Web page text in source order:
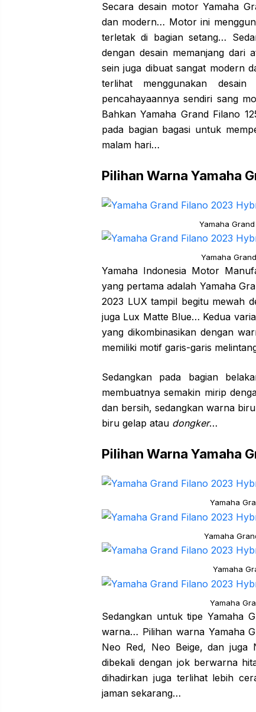
Secara desain motor Yamaha
dan modern… Motor ini
terletak di bagian setang…
dengan desain memanjang dari
sein juga dibuat sangat modern
terlihat menggunakan
pencahayaannya sendiri sang
Bahkan Yamaha Grand Filano
pada bagian bagasi untuk
malam hari…
Pilihan Warna Yamaha
Yamaha
Yamaha
Yamaha Indonesia Motor
yang pertama adalah Yamaha
2023 LUX tampil begitu mewah
juga Lux Matte Blue… Kedua
yang dikombinasikan dengan
memiliki motif garis-garis
Sedangkan pada bagian
membuatnya semakin mirip
dan bersih, sedangkan warna biru
biru gelap atau dongker…
Pilihan Warna Yamaha
Yamaha
Yamaha
Yamaha
Yamaha
Sedangkan untuk tipe Yamaha
warna… Pilihan warna Yamaha
Neo Red, Neo Beige, dan
dibekali dengan jok berwarna
dihadirkan juga terlihat lebih
jaman sekarang…